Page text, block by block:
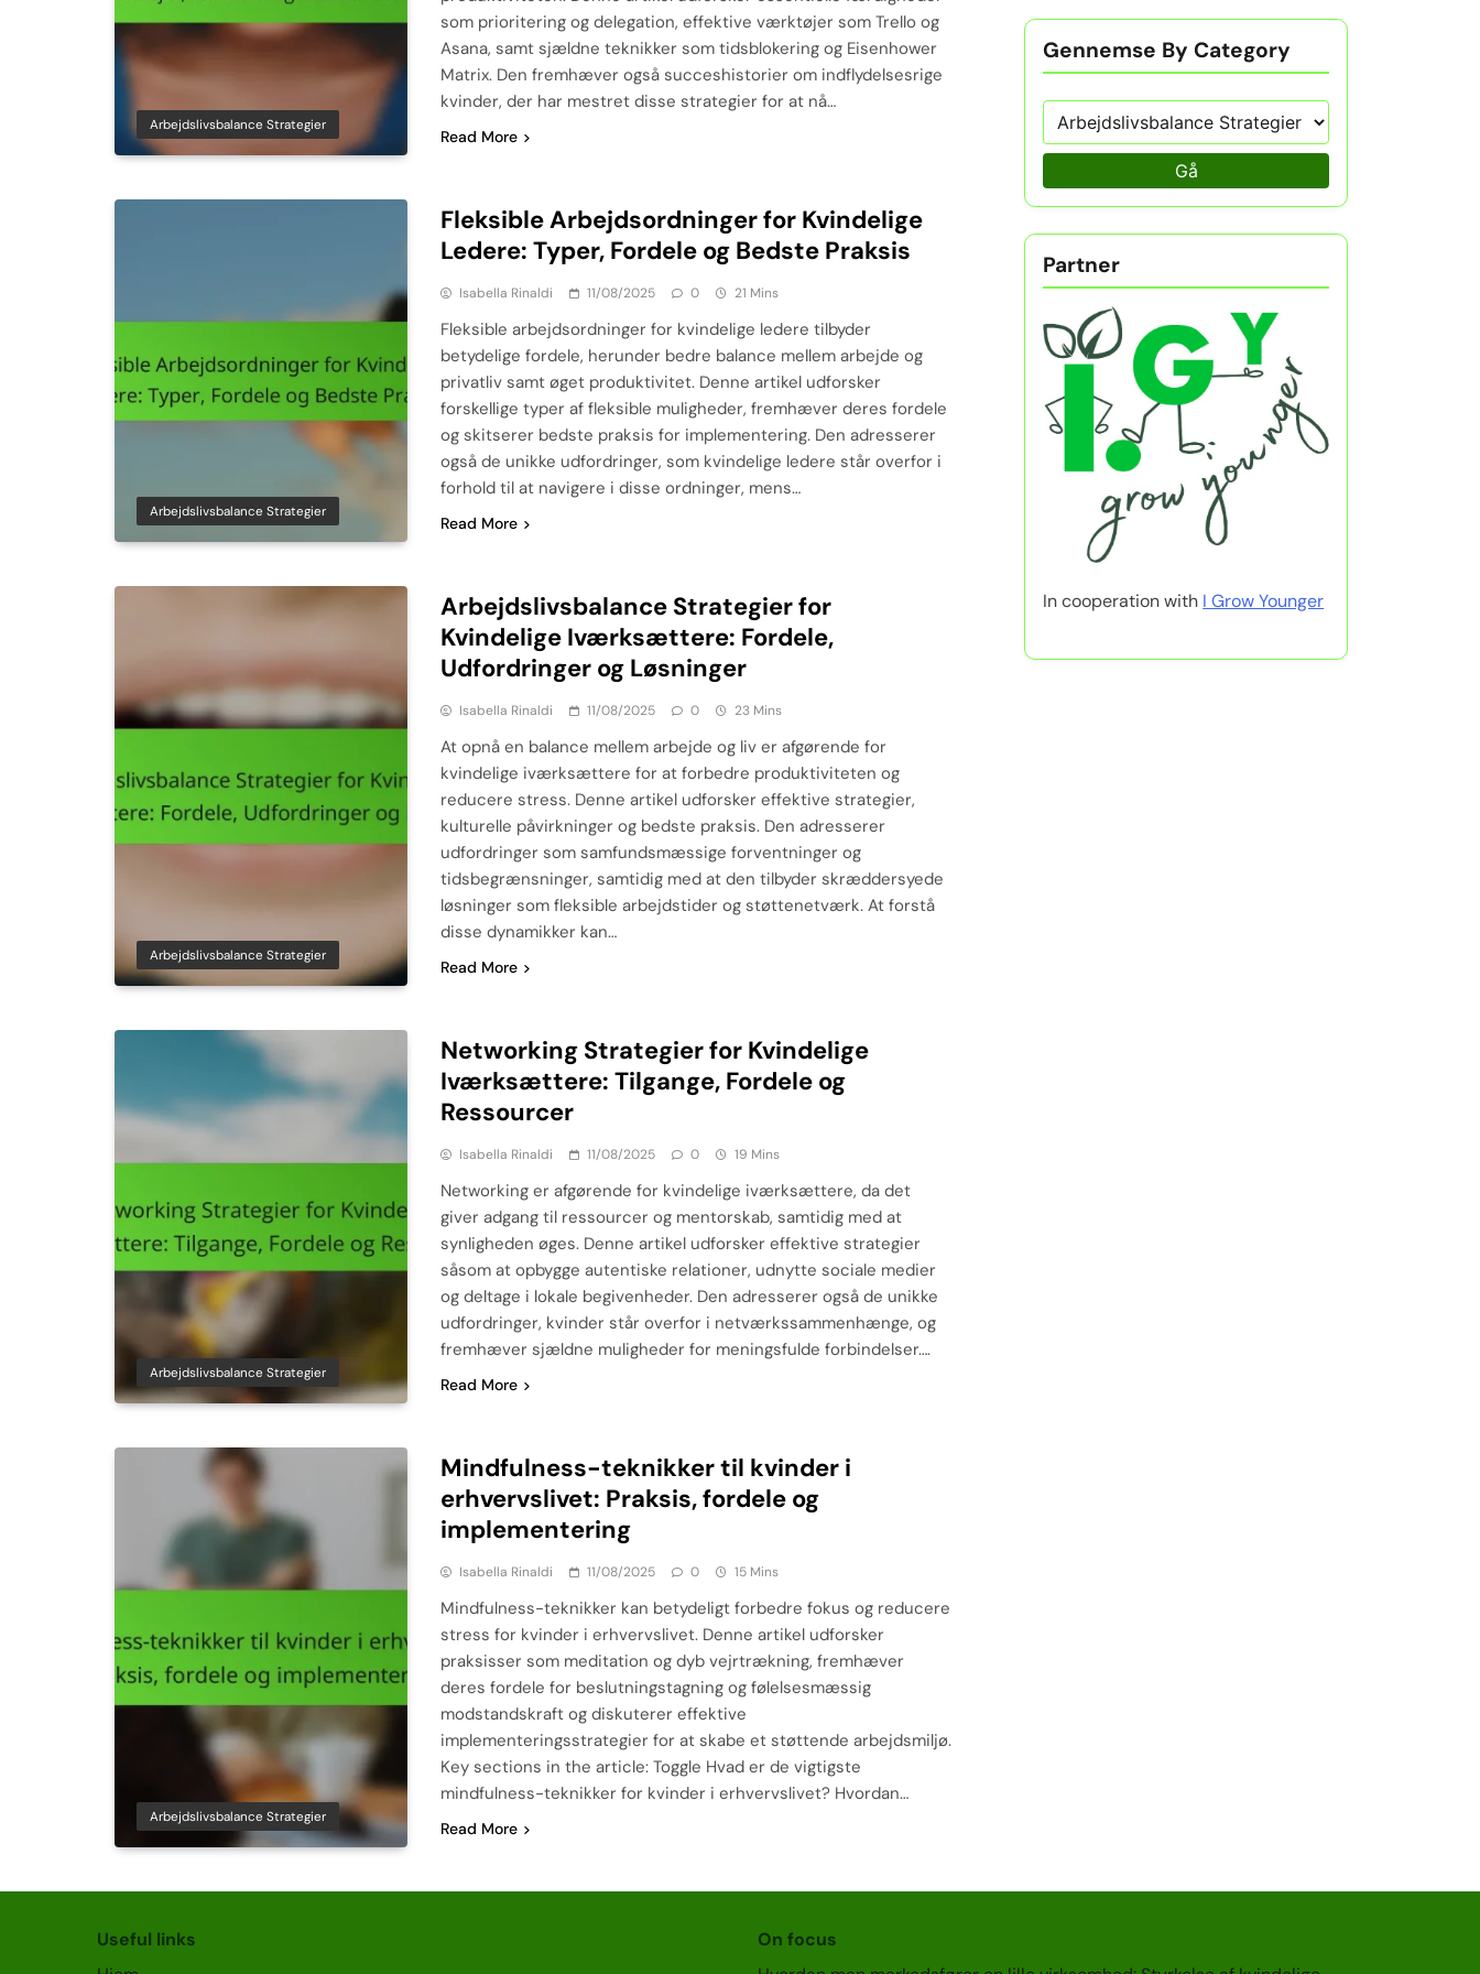
Arbejdslivsbalance Strategier
som prioritering og delegation, effektive værktøjer som Trello og
Asana, samt sjældne teknikker som tidsblokering og Eisenhower
Matrix. Den fremhæver også succeshistorier om indflydelsesrige
kvinder, der har mestret disse strategier for at nå…
Read More
Arbejdslivsbalance Strategier
Fleksible Arbejdsordninger for Kvindelige
Ledere: Typer, Fordele og Bedste Praksis
Isabella Rinaldi 11/08/2025 0 21 Mins
Fleksible arbejdsordninger for kvindelige ledere tilbyder
betydelige fordele, herunder bedre balance mellem arbejde og
privatliv samt øget produktivitet. Denne artikel udforsker
forskellige typer af fleksible muligheder, fremhæver deres fordele
og skitserer bedste praksis for implementering. Den adresserer
også de unikke udfordringer, som kvindelige ledere står overfor i
forhold til at navigere i disse ordninger, mens…
Read More
Arbejdslivsbalance Strategier
Arbejdslivsbalance Strategier for
Kvindelige Iværksættere: Fordele,
Udfordringer og Løsninger
Isabella Rinaldi 11/08/2025 0 23 Mins
At opnå en balance mellem arbejde og liv er afgørende for
kvindelige iværksættere for at forbedre produktiviteten og
reducere stress. Denne artikel udforsker effektive strategier,
kulturelle påvirkninger og bedste praksis. Den adresserer
udfordringer som samfundsmæssige forventninger og
tidsbegrænsninger, samtidig med at den tilbyder skræddersyede
løsninger som fleksible arbejdstider og støttenetværk. At forstå
disse dynamikker kan…
Read More
Arbejdslivsbalance Strategier
Networking Strategier for Kvindelige
Iværksættere: Tilgange, Fordele og
Ressourcer
Isabella Rinaldi 11/08/2025 0 19 Mins
Networking er afgørende for kvindelige iværksættere, da det
giver adgang til ressourcer og mentorskab, samtidig med at
synligheden øges. Denne artikel udforsker effektive strategier
såsom at opbygge autentiske relationer, udnytte sociale medier
og deltage i lokale begivenheder. Den adresserer også de unikke
udfordringer, kvinder står overfor i netværkssammenhænge, og
fremhæver sjældne muligheder for meningsfulde forbindelser….
Read More
Arbejdslivsbalance Strategier
Mindfulness-teknikker til kvinder i
erhvervslivet: Praksis, fordele og
implementering
Isabella Rinaldi 11/08/2025 0 15 Mins
Mindfulness-teknikker kan betydeligt forbedre fokus og reducere
stress for kvinder i erhvervslivet. Denne artikel udforsker
praksisser som meditation og dyb vejrtrækning, fremhæver
deres fordele for beslutningstagning og følelsesmæssig
modstandskraft og diskuterer effektive
implementeringsstrategier for at skabe et støttende arbejdsmiljø.
Key sections in the article: Toggle Hvad er de vigtigste
mindfulness-teknikker for kvinder i erhvervslivet? Hvordan…
Read More
Gennemse By Category
Gå
Partner
In cooperation with I Grow Younger
Useful links
On focus